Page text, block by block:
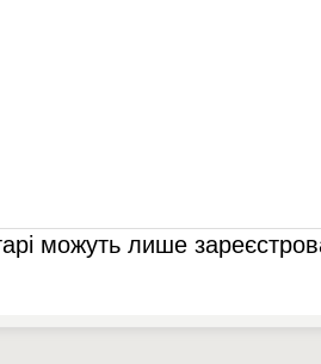
можуть лише